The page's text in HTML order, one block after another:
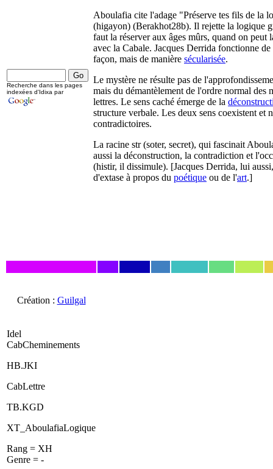
Aboulafia cite l'adage "Préserve tes fils de la
(higayon) (Berakhot28b). Il rejette la logique
faut la réserver aux âges mûrs, quand on peut
avec la Cabale. Jacques Derrida fonctionne de
façon, mais de manière sécularisée.
Le mystère ne résulte pas de
mais du démantèlement de l'ordre normal des
lettres. Le sens caché émerge de la
structure verbale. Les deux sens coexistent et
contradictoires.
La racine str (soter, secret), qui fascinait
aussi la déconstruction, la contradiction et
(histir, il dissimule). [Jacques Derrida, lui
d'extase à propos du poétique ou de l'art.]
Recherche dans les pages
indexées d'Idixa par
Création : Guilgal
Idel
CabCheminements
HB.JKI
CabLettre
TB.KGD
XT_AboulafiaLogique
Rang = XH
Genre = -